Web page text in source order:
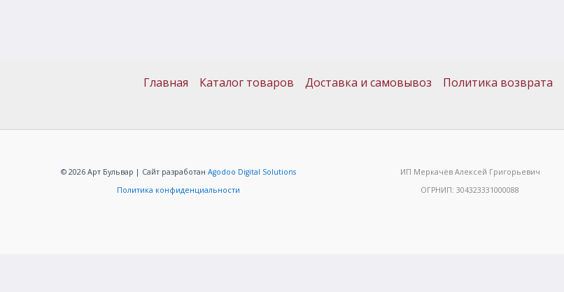
Главная Каталог товаров Доставка и самовывоз Политика возврата
© 2026 Арт Бульвар | Сайт разработанAgodoo Digital Solutions
Политика конфиденциальности
ИП Меркачёв Алексей Григорьевич
ОГРНИП: 304323331000088